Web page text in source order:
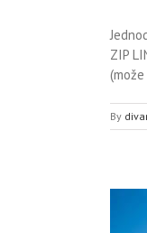
ZIP
By